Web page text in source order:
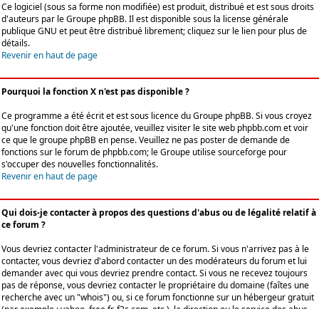
Ce logiciel (sous sa forme non modifiée) est produit, distribué et est sous droits
d'auteurs par leGroupe phpBB. Il est disponible sous la license générale
publique GNU et peut être distribué librement; cliquez sur le lien pour plus de
détails.
Revenir en haut de page
Pourquoi la fonction X n'est pas disponible ?
Ce programme a été écrit et est sous licence du Groupe phpBB. Si vous croyez
qu'une fonction doit être ajoutée, veuillez visiter le site web phpbb.com et voir
ce que le groupe phpBB en pense. Veuillez ne pas poster de demande de
fonctions sur le forum de phpbb.com; le Groupe utilise sourceforge pour
s'occuper des nouvelles fonctionnalités.
Revenir en haut de page
Qui dois-je contacter à propos des questions d'abus ou de légalité relatif à
ce forum ?
Vous devriez contacter l'administrateur de ce forum. Si vous n'arrivez pas à le
contacter, vous devriez d'abord contacter un des modérateurs du forum et lui
demander avec qui vous devriez prendre contact. Si vous ne recevez toujours
pas de réponse, vous devriez contacter le propriétaire du domaine (faîtes une
recherche avec un "whois") ou, si ce forum fonctionne sur un hébergeur gratuit